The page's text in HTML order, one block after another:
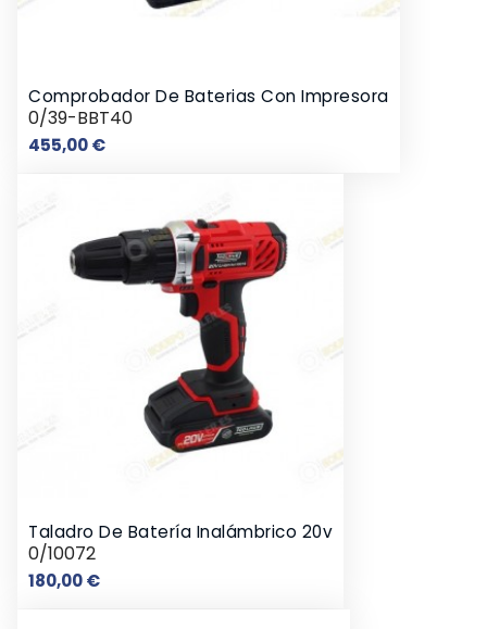
Comprobador De Baterias Con Impresora
0/39-BBT40
455,00 €Precio
Taladro De Batería Inalámbrico 20v
0/10072
180,00 €Precio